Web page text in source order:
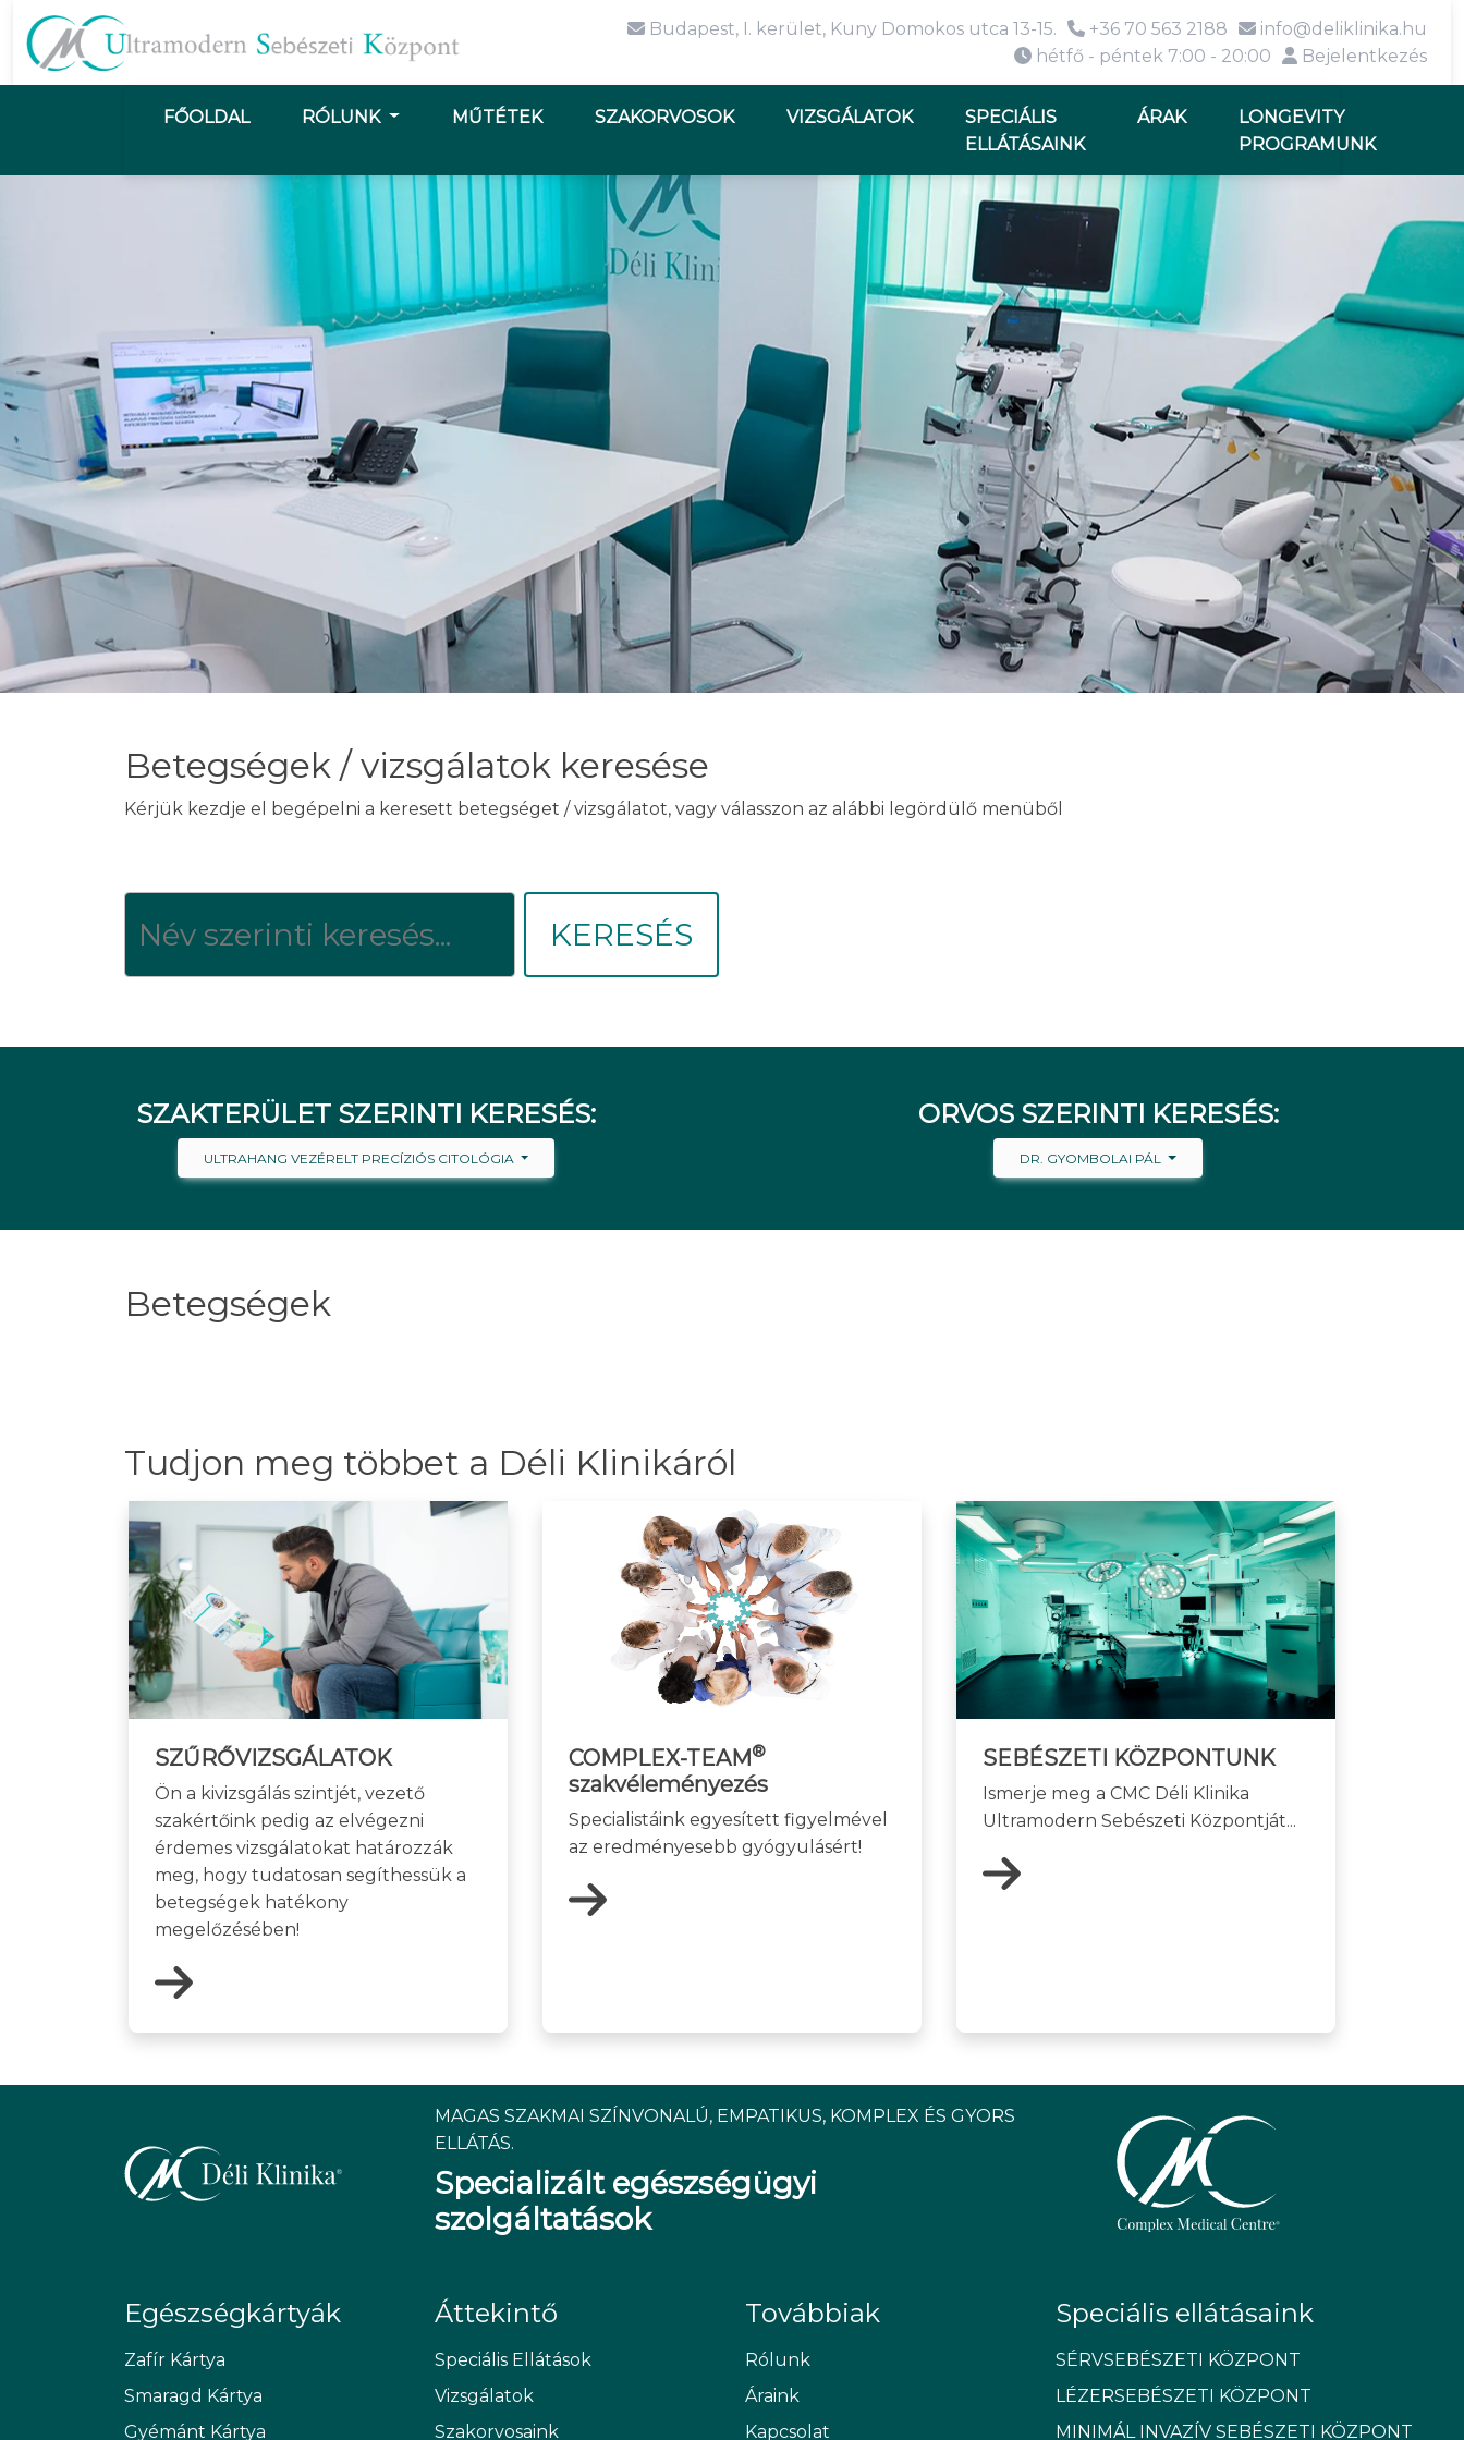
Budapest, I. kerület, Kuny Domokos utca 13-15. +36 70 563 2188
info@deliklinika.hu
hétfő - péntek 7:00 - 20:00
Bejelentkezés
FŐOLDAL RÓLUNK MŰTÉTEK SZAKORVOSOK VIZSGÁLATOK
SPECIÁLIS
ELLÁTÁSAINK
ÁRAK
LONGEVITY
PROGRAMUNK
Betegségek / vizsgálatok keresése
Kérjük kezdje el begépelni a keresett betegséget / vizsgálatot, vagy válasszon az alábbi legördülő menüből
KERESÉS
SZAKTERÜLET SZERINTI KERESÉS:
ULTRAHANG VEZÉRELT PRECÍZIÓS CITOLÓGIA
ORVOS SZERINTI KERESÉS:
DR. GYOMBOLAI PÁL
Betegségek
Tudjon meg többet a Déli Klinikáról
SZŰRŐVIZSGÁLATOK
Ön a kivizsgálás szintjét, vezető
szakértőink pedig az elvégezni
érdemes vizsgálatokat határozzák
meg, hogy tudatosan segíthessük a
betegségek hatékony
megelőzésében!
COMPLEX-TEAM®
szakvéleményezés
Specialistáink egyesített figyelmével
az eredményesebb gyógyulásért!
SEBÉSZETI KÖZPONTUNK
Ismerje meg a CMC Déli Klinika
Ultramodern Sebészeti Központját...
MAGAS SZAKMAI SZÍNVONALÚ, EMPATIKUS, KOMPLEX ÉS GYORS
ELLÁTÁS.
Specializált egészségügyi
szolgáltatások
Egészségkártyák
Zafír Kártya
Smaragd Kártya
Gyémánt Kártya
Áttekintő
Speciális Ellátások
Vizsgálatok
Szakorvosaink
Továbbiak
Rólunk
Áraink
Kapcsolat
Speciális ellátásaink
SÉRVSEBÉSZETI KÖZPONT
LÉZERSEBÉSZETI KÖZPONT
MINIMÁL INVAZÍV SEBÉSZETI KÖZPONT